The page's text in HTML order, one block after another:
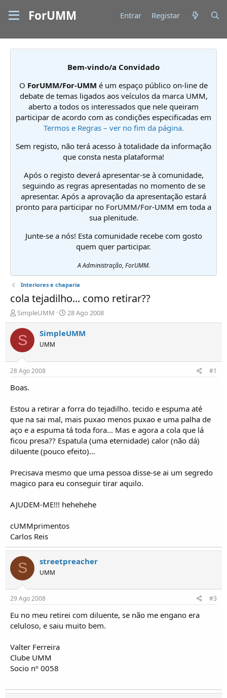
ForUMM Entrar Registar
Bem-vindo/a Convidado
O ForUMM/For-UMM é um espaço público on-line de
debate de temas ligados aos veículos da marca UMM,
aberto a todos os interessados que nele queiram
participar de acordo com as condições especificadas em
Termos e Regras – ver no fim da página.
Sem registo, não terá acesso à totalidade da informação
que consta nesta plataforma!
Após o registo deverá apresentar-se à comunidade,
seguindo as regras apresentadas no momento de se
apresentar. Após a aprovação da apresentação estará
pronto para participar no ForUMM/For-UMM em toda a
sua plenitude.
Junte-se a nós! Esta comunidade recebe com gosto
quem quer participar.
A Administração, ForUMM.
Interiores e chaparia
cola tejadilho... como retirar??
I
n
i
c
i
d
o
r
T
ó
p
i
c
SimpleUMM
D
a
t
o
28 Ago 2008
S SimpleUMM
UMM
28 Ago 2008 #1
Boas.
Estou a retirar a forra do tejadilho. tecido e espuma até
que na sai mal, mais puxao menos puxao e uma palha de
aço e a espuma tá toda fora... Mas e agora a cola que lá
ficou presa?? Espatula (uma eternidade) calor (não dá)
diluente (pouco efeito)...
Precisava mesmo que uma pessoa disse-se ai um segredo
magico para eu conseguir tirar aquilo.
AJUDEM-ME!!! hehehehe
cUMMprimentos
Carlos Reis
S streetpreacher
UMM
29 Ago 2008 #3
Eu no meu retirei com diluente, se não me engano era
celuloso, e saiu muito bem.
Valter Ferreira
Clube UMM
Socio nº 0058